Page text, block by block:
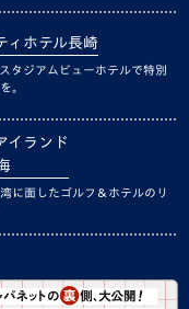
ィホテル長崎
タジアムビューホテルで特別
。
イランド
に面したゴルフ＆ホテルのリ